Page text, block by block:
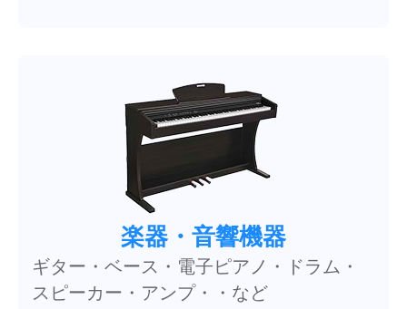
楽器・音響機器
ギター・ベース・電子ピアノ・ドラム・
スピーカー・アンプ・・など